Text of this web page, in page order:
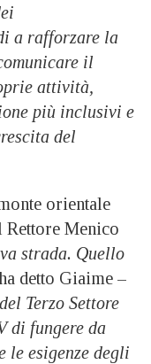
a rafforzare la
il
attività,
più inclusivi e
del
orientale
Menico
strada. Quello
detto Giaime –
Terzo Settore
di fungere da
le esigenze degli